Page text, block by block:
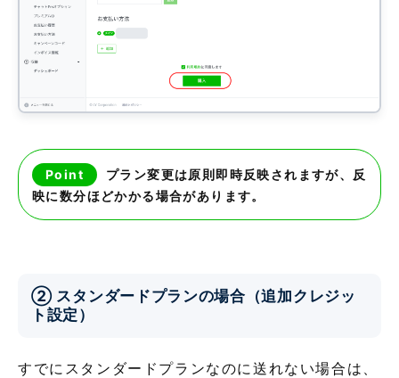
Point
プラン変更は原則即時反映されますが、反
映に数分ほどかかる場合があります。
② スタンダードプランの場合（追加クレジッ
ト設定）
すでにスタンダードプランなのに送れない場合は、